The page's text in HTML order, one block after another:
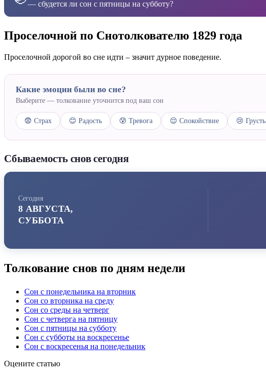
— сбудется ли сон с пятницы на субботу?
Проселочной по Снотолкователю 1829 года
Проселочной дорогой во сне идти – значит дурное поведение.
Какие эмоции были во сне?
Выберите — толкование уточнится под ваш сон
😨 Страх 😊 Радость 😰 Тревога 😌 Спокойствие 😢 Грусть
Сбываемость снов сегодня
Сегодня
8 АВГУСТА,
СУББОТА
Толкование снов по дням недели
Сон с понедельника на вторник
Сон со вторника на среду
Сон со среды на четверг
Сон с четверга на пятницу
Сон с пятницы на субботу
Сон с субботы на воскресенье
Сон с воскресенья на понедельник
Оцените статью